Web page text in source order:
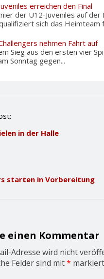
erreichen den Final
der U12-Juveniles auf
sich das Heimteam
nehmen Fahrt auf
Sieg aus den ersten vier
Sonntag gegen...
in der Halle
starten in Vorbereitung
einen Kommentar
Adresse wird nicht
Felder sind mit* markiert